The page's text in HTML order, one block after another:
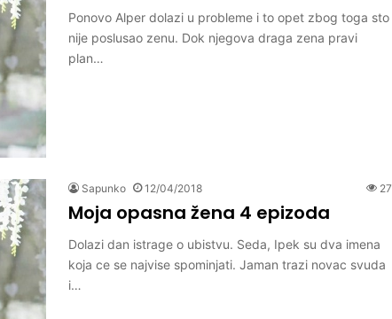
Ponovo Alper dolazi u probleme i to opet zbog toga sto
nije poslusao zenu. Dok njegova draga zena pravi
plan…
Sapunko 12/04/2018 27
Moja opasna žena 4 epizoda
Dolazi dan istrage o ubistvu. Seda, Ipek su dva imena
koja ce se najvise spominjati. Jaman trazi novac svuda
i…